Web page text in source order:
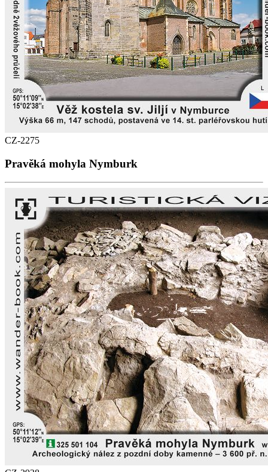
CZ-2275
Pravěká mohyla Nymburk